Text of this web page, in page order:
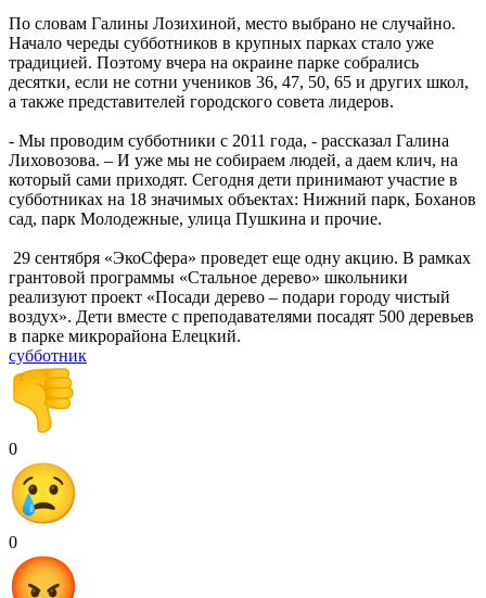
По словам Галины Лозихиной, место выбрано не случайно.
Начало череды субботников в крупных парках стало уже
традицией. Поэтому вчера на окраине парке собрались
десятки, если не сотни учеников 36, 47, 50, 65 и других школ,
а также представителей городского совета лидеров.
- Мы проводим субботники с 2011 года, - рассказал Галина
Лиховозова. – И уже мы не собираем людей, а даем клич, на
который сами приходят. Сегодня дети принимают участие в
субботниках на 18 значимых объектах: Нижний парк, Боханов
сад, парк Молодежные, улица Пушкина и прочие.
29 сентября «ЭкоСфера» проведет еще одну акцию. В рамках
грантовой программы «Стальное дерево» школьники
реализуют проект «Посади дерево – подари городу чистый
воздух». Дети вместе с преподавателями посадят 500 деревьев
в парке микрорайона Елецкий.
субботник
0
0